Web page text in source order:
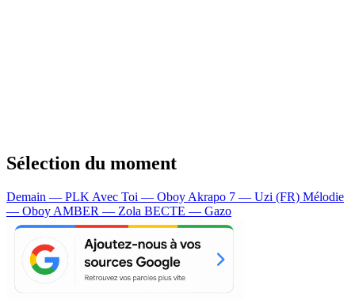
Sélection du moment
Demain — PLK Avec Toi — Oboy Akrapo 7 — Uzi (FR) Mélodie
— Oboy AMBER — Zola BECTE — Gazo